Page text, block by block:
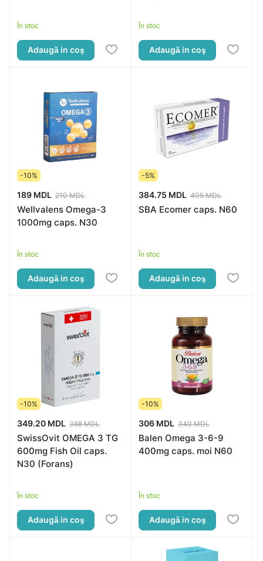
În stoc
Adaugă in coş
În stoc
Adaugă in coş
-10%
189 MDL 210 MDL
Wellvalens Omega-3
1000mg caps. N30
În stoc
Adaugă in coş
-5%
384.75 MDL 405 MDL
SBA Ecomer caps. N60
În stoc
Adaugă in coş
-10%
349.20 MDL 388 MDL
SwissOvit OMEGA 3 TG
600mg Fish Oil caps.
N30 (Forans)
În stoc
Adaugă in coş
-10%
306 MDL 340 MDL
Balen Omega 3-6-9
400mg caps. moi N60
În stoc
Adaugă in coş